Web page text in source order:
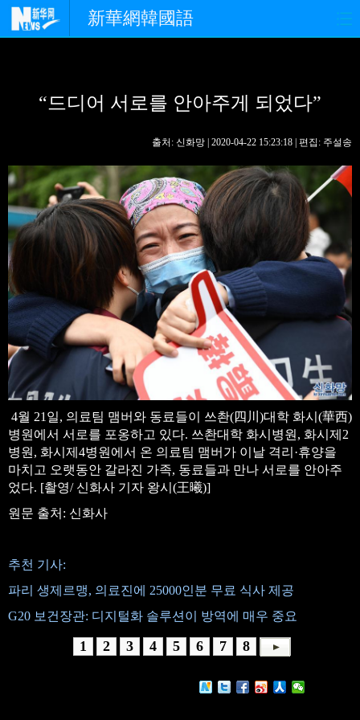
新華網韓國語
경제 사회 포토
핫 TV 문화
연예 관광 오피니언
생생 중국어
“드디어 서로를 안아주게 되었다”
출처: 신화망 | 2020-04-22 15:23:18 | 편집: 주설송
4월 21일, 의료팀 맴버와 동료들이 쓰촨(四川)대학 화시(華西)
병원에서 서로를 포옹하고 있다. 쓰촨대학 화시병원, 화시제2
병원, 화시제4병원에서 온 의료팀 맴버가 이날 격리·휴양을
마치고 오랫동안 갈라진 가족, 동료들과 만나 서로를 안아주
었다. [촬영/ 신화사 기자 왕시(王曦)]
원문 출처: 신화사
추천 기사:
파리 생제르맹, 의료진에 25000인분 무료 식사 제공
G20 보건장관: 디지털화 솔루션이 방역에 매우 중요
1 2 3 4 5 6 7 8